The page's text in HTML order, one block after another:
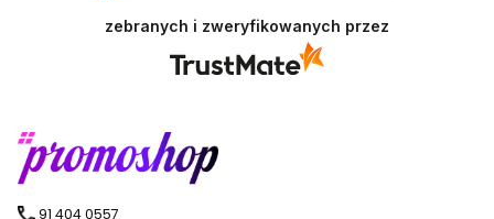
zebranych i zweryfikowanych przez
91 404 0557